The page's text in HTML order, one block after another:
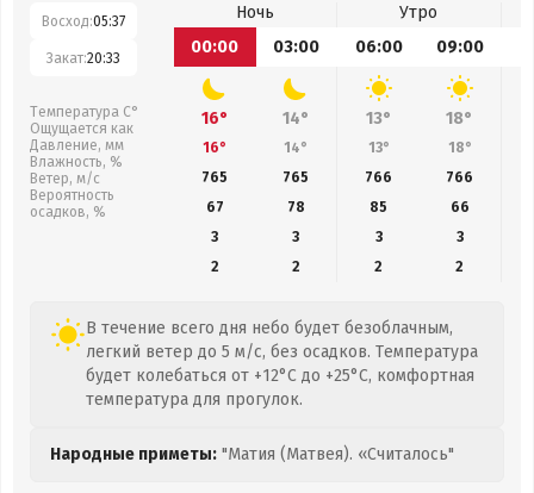
Восход:05:37
Закат:20:33
Температура С°
Ощущается как
Давление, мм
Влажность, %
Ветер, м/с
Вероятность
осадков, %
Ночь
Утро
00:00
03:00 06:00 09:00
16° 14° 13° 18°
16° 14° 13° 18°
765
765 766 766
67
78 85 66
3
3 3
3
2
2 2 2
В течение всего дня небо будет безоблачным,
легкий ветер до 5 м/с, без осадков. Температура
будет колебаться от +12°C до +25°C, комфортная
температура для прогулок.
Народные приметы: "Матия (Матвея). «Считалось"